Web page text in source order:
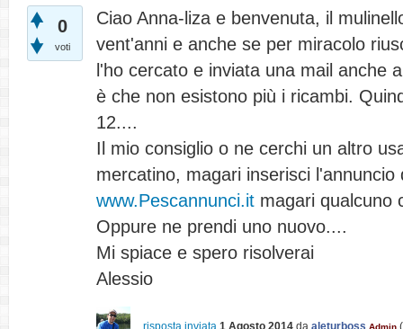
0
voti
Ciao Anna-liza e benvenuta, il
vent'anni e anche se per miracolo
l'ho cercato e inviata una mail anche
è che non esistono più i ricambi.
12....
Il mio consiglio o ne cerchi un altro
mercatino, magari inserisci
www.Pescannunci.it magari qualcuno
Oppure ne prendi uno nuovo....
Mi spiace e spero risolverai
Alessio
risposta inviata 1 Agosto 2014 da aleturboss Admin (